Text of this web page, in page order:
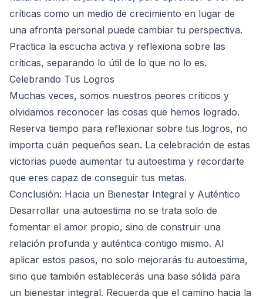
críticas como un medio de crecimiento en lugar de
una afronta personal puede cambiar tu perspectiva.
Practica la escucha activa y reflexiona sobre las
críticas, separando lo útil de lo que no lo es.
Celebrando Tus Logros
Muchas veces, somos nuestros peores críticos y
olvidamos reconocer las cosas que hemos logrado.
Reserva tiempo para reflexionar sobre tus logros, no
importa cuán pequeños sean. La celebración de estas
victorias puede aumentar tu autoestima y recordarte
que eres capaz de conseguir tus metas.
Conclusión: Hacia un Bienestar Integral y Auténtico
Desarrollar una autoestima no se trata solo de
fomentar el amor propio, sino de construir una
relación profunda y auténtica contigo mismo. Al
aplicar estos pasos, no solo mejorarás tu autoestima,
sino que también establecerás una base sólida para
un bienestar integral. Recuerda que el camino hacia la